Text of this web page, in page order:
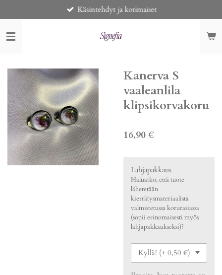
pääsisältöön
Käsintehdyt ja kotimaiset
Kanerva S
vaaleanlila
klipsikorvakoru
16,90 €
Lahjapakkaus
Haluatko, että tuote
lähetetään
kierrätysmateriaalista
valmistetussa korurasiassa
(sopii erinomaisesti myös
lahjapakkaukseksi)?